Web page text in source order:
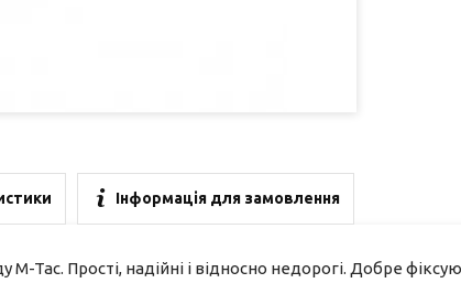
Інформація для замовлення
M-Tac. Прості, надійні і відносно недорогі. Добре